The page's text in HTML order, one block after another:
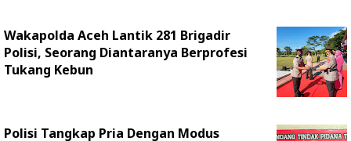
Wakapolda Aceh Lantik 281 Brigadir
Polisi, Seorang Diantaranya Berprofesi
Tukang Kebun
Polisi Tangkap Pria Dengan Modus